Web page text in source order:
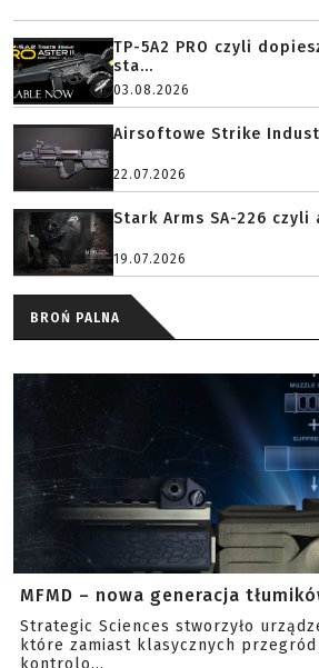
TP-5A2 PRO czyli
sta...
03.08.2026
Airsoftowe Strike
22.07.2026
Stark Arms SA-226
19.07.2026
BROŃ PALNA
MFMD – nowa generacja
Strategic Sciences stworzyło
które zamiast klasycznych